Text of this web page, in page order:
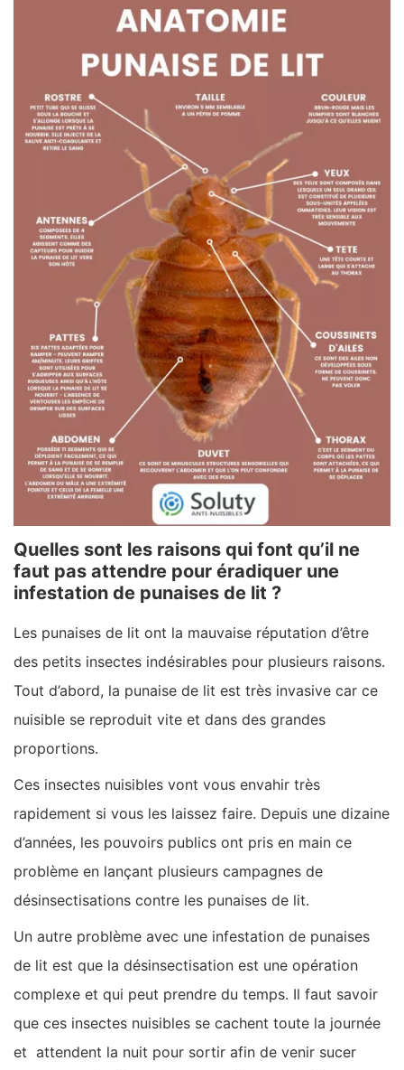
Quelles sont les raisons qui font qu’il ne
faut pas attendre pour éradiquer une
infestation de punaises de lit ?
Les punaises de lit ont la mauvaise réputation d’être
des petits insectes indésirables pour plusieurs raisons.
Tout d’abord, la punaise de lit est très invasive car ce
nuisible se reproduit vite et dans des grandes
proportions.
Ces insectes nuisibles vont vous envahir très
rapidement si vous les laissez faire. Depuis une dizaine
d’années, les pouvoirs publics ont pris en main ce
problème en lançant plusieurs campagnes de
désinsectisations contre les punaises de lit.
Un autre problème avec une infestation de punaises
de lit est que la désinsectisation est une opération
complexe et qui peut prendre du temps. Il faut savoir
que ces insectes nuisibles se cachent toute la journée
et attendent la nuit pour sortir afin de venir sucer